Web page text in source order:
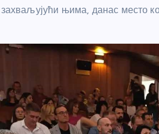
њима, данас место